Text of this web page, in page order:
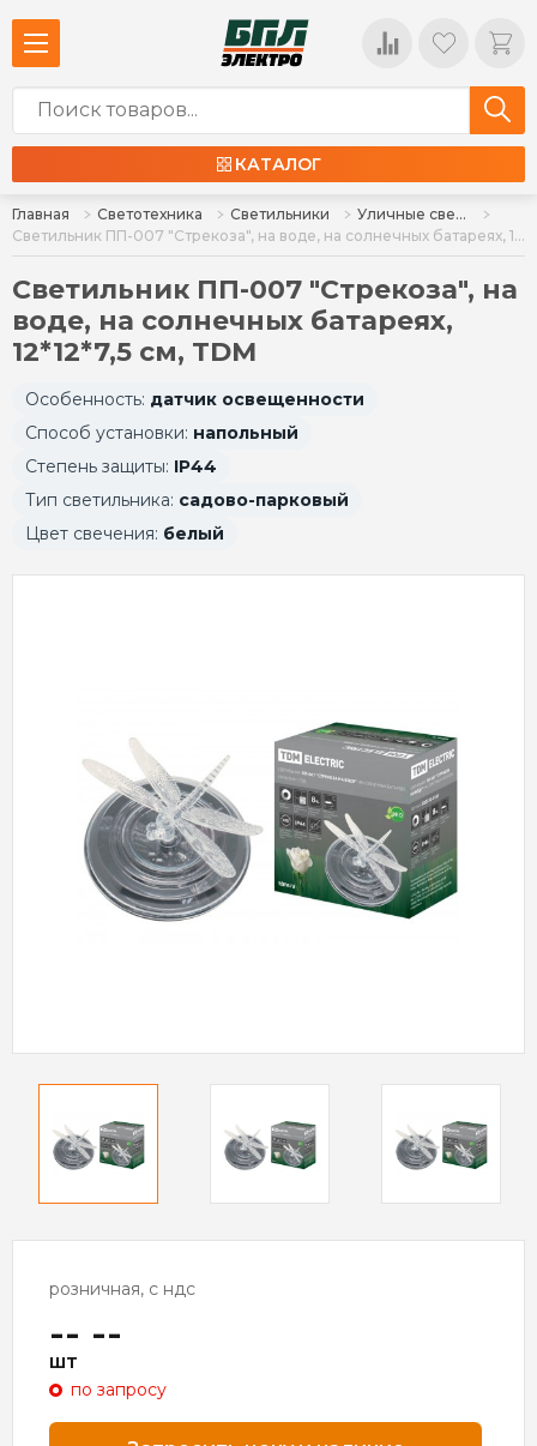
КАТАЛОГ
Главная Светотехника Светильники
Уличные светильники
Светильник ПП-007 "Стрекоза", на воде, на солнечных батареях, 12*12*7,5 см, TDM
Светильник ПП-007 "Стрекоза", на
воде, на солнечных батареях,
12*12*7,5 см, TDM
Особенность: датчик освещенности
Способ установки: напольный
Степень защиты: IP44
Тип светильника: садово-парковый
Цвет свечения: белый
розничная, с ндс
-- --
шт
по запросу